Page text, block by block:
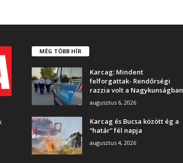
MÉG TÖBB HÍR
Karcag: Mindent
felforgattak- Rendőrségi
razzia volt a Nagykunságban
augusztus 6, 2026
Karcag és Bucsa között ég a
“határ” fél napja
augusztus 4, 2026